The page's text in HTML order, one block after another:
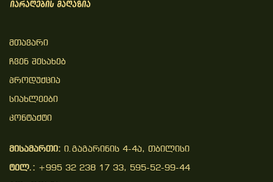
Მთავარი
Ჩვენ Შესახებ
Პროდუქცია
Სიახლეები
Კონტაქტი
მისამართი: ი.გაგარინის 4-4ა, თბილისი
ტელ.: +995 32 238 17 33, 595-52-99-44